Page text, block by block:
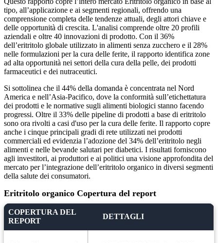
tipo, all’applicazione e ai segmenti regionali, offrendo una
comprensione completa delle tendenze attuali, degli attori chiave e
delle opportunità di crescita. L'analisi comprende oltre 20 profili
aziendali e oltre 40 innovazioni di prodotto. Con il 36%
dell’eritritolo globale utilizzato in alimenti senza zucchero e il 28%
nelle formulazioni per la cura delle ferite, il rapporto identifica zone
ad alta opportunità nei settori della cura della pelle, dei prodotti
farmaceutici e dei nutraceutici.
Si sottolinea che il 44% della domanda è concentrata nel Nord
America e nell’Asia-Pacifico, dove la conformità sull’etichettatura
dei prodotti e le normative sugli alimenti biologici stanno facendo
progressi. Oltre il 33% delle pipeline di prodotti a base di eritritolo
sono ora rivolti a casi d'uso per la cura delle ferite. Il rapporto copre
anche i cinque principali gradi di rete utilizzati nei prodotti
commerciali ed evidenzia l’adozione del 34% dell’eritritolo negli
alimenti e nelle bevande salutari per diabetici. I risultati forniscono
agli investitori, ai produttori e ai politici una visione approfondita del
mercato per l’integrazione dell’eritritolo organico in diversi segmenti
della salute dei consumatori.
Eritritolo organico Copertura del report
COPERTURA DEL
REPORT
DETTAGLI